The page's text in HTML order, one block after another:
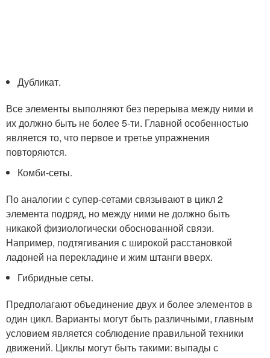
Дубликат.
Все элементы выполняют без перерыва между ними и
их должно быть не более 5-ти. Главной особенностью
является то, что первое и третье упражнения
повторяются.
Комби-сеты.
По аналогии с супер-сетами связывают в цикл 2
элемента подряд, но между ними не должно быть
никакой физиологически обоснованной связи.
Например, подтягивания с широкой расстановкой
ладоней на перекладине и жим штанги вверх.
Гибридные сеты.
Предполагают объединение двух и более элементов в
один цикл. Варианты могут быть различными, главным
условием является соблюдение правильной техники
движений. Циклы могут быть такими: выпады с